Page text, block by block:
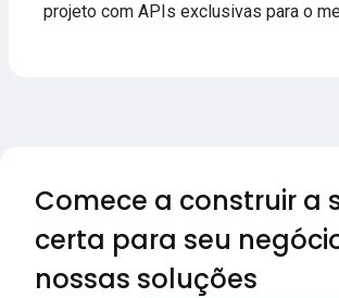
projeto com APIs exclusivas para o
Comece a construir a
certa para seu
nossas soluções